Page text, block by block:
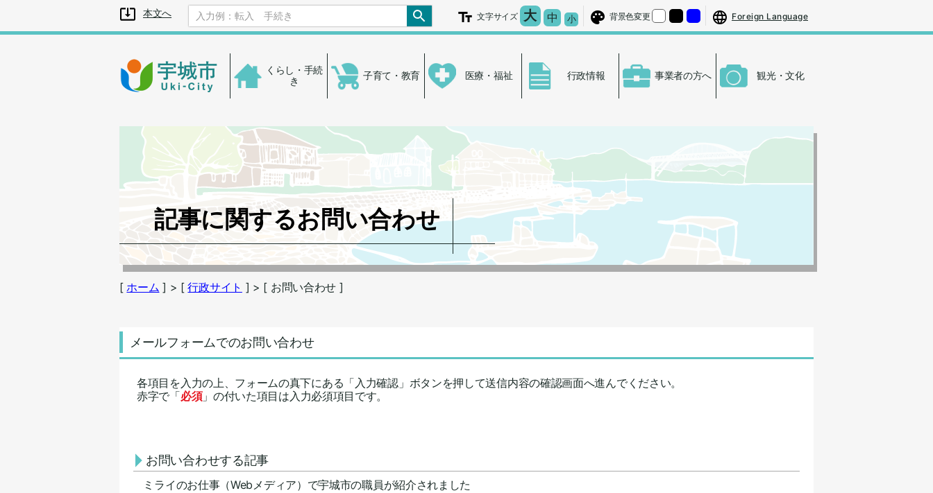
メニューを飛ばして本文へ
本文へ 文字サイズ 大文字を大きくする
中 文字の大きさをもとの大きさに戻す
小文字を小さくする
背景色変更 背景色の変更：白
背景色の変更：黒
背景色の変更：青Foreign Language
くらし・手続
き
子育て・教育 医療・福祉 行政情報 事業者の方へ 観光・文化
記事に関するお問い合わせ
[ ホーム ] > [行政サイト ] > [ お問い合わせ ]
メールフォームでのお問い合わせ
各項目を入力の上、フォームの真下にある「入力確認」ボタンを押して送信内容の確認画面へ進んでください。
赤字で「必須」の付いた項目は入力必須項目です。
お問い合わせする記事
ミライのお仕事（Webメディア）で宇城市の職員が紹介されました